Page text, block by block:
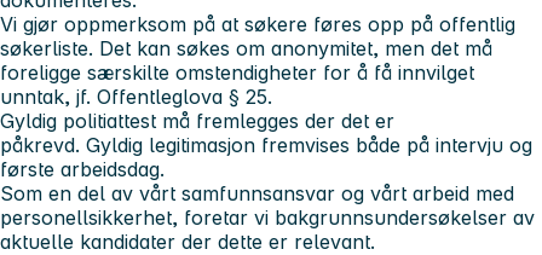
Vi gjør oppmerksom på at søkere føres opp på offentlig
søkerliste. Det kan søkes om anonymitet, men det må
foreligge særskilte omstendigheter for å få innvilget
unntak, jf. Offentleglova § 25.
Gyldig politiattest må fremlegges der det er
påkrevd. Gyldig legitimasjon fremvises både på intervju og
første arbeidsdag.
Som en del av vårt samfunnsansvar og vårt arbeid med
personellsikkerhet, foretar vi bakgrunnsundersøkelser av
aktuelle kandidater der dette er relevant.